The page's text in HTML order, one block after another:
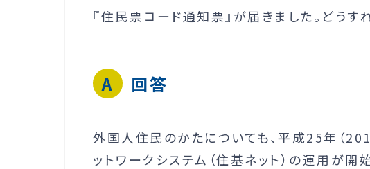
『住民票コード通知票』が届きました。どうす
回答
外国人住民のかたについても、平成25年（
ットワークシステム（住基ネット）の運用が